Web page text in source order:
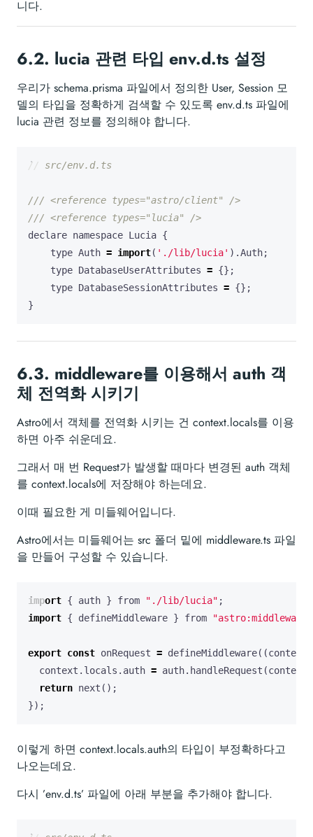
니다.
6.2. lucia 관련 타입 env.d.ts 설정
우리가 schema.prisma 파일에서 정의한 User, Session 모
델의 타입을 정확하게 검색할 수 있도록 env.d.ts 파일에
lucia 관련 정보를 정의해야 합니다.
declare namespace Lucia {
type Auth = import( './lib/lucia' ).Auth;
type DatabaseUserAttributes = {};
type DatabaseSessionAttributes = {};
}
6.3. middleware를 이용해서 auth 객
체 전역화 시키기
Astro에서 객체를 전역화 시키는 건 context.locals를 이용
하면 아주 쉬운데요.
그래서 매 번 Request가 발생할 때마다 변경된 auth 객체
를 context.locals에 저장해야 하는데요.
이때 필요한 게 미들웨어입니다.
Astro에서는 미들웨어는 src 폴더 밑에 middleware.ts 파일
을 만들어 구성할 수 있습니다.
import { auth } from "./lib/lucia" ;
import { defineMiddleware } from "astro:middleware"
export const onRequest = defineMiddleware((context
context . locals . auth = auth. handleRequest (context
return next ();
});
이렇게 하면 context.locals.auth의 타입이 부정확하다고
나오는데요.
다시 ’env.d.ts’ 파일에 아래 부분을 추가해야 합니다.